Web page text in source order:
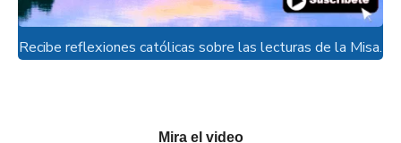
Recibe reflexiones católicas sobre las lecturas de la Misa.
Mira el video